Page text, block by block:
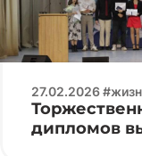
27.02.2026
дипломов